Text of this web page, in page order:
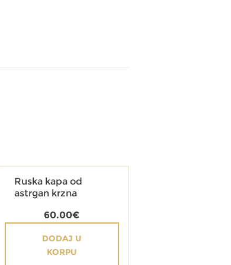
Ruska kapa od
astrgan krzna
60.00€
DODAJ U
KORPU